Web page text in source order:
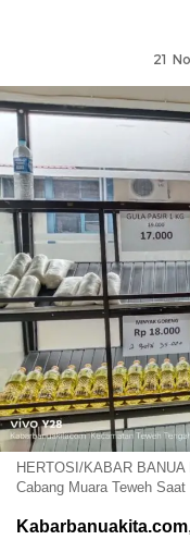
21
HERTOSI/KABAR
Cabang Muara Teweh
Kabarbanuakita.com